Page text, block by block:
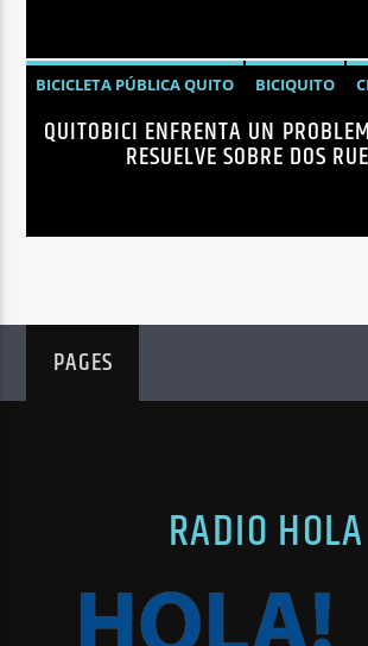
BICICLETA PÚBLICA QUITO BICIQUITO
EDITORIAL
METRO DE QUITO BICICLETA
MOVILIDAD ACTIVA QUITO
MOVILIDAD
QUITOBICI ENFRENTA UN
RESUELVE SOBRE DOS
PAGES
RADIO HOLA